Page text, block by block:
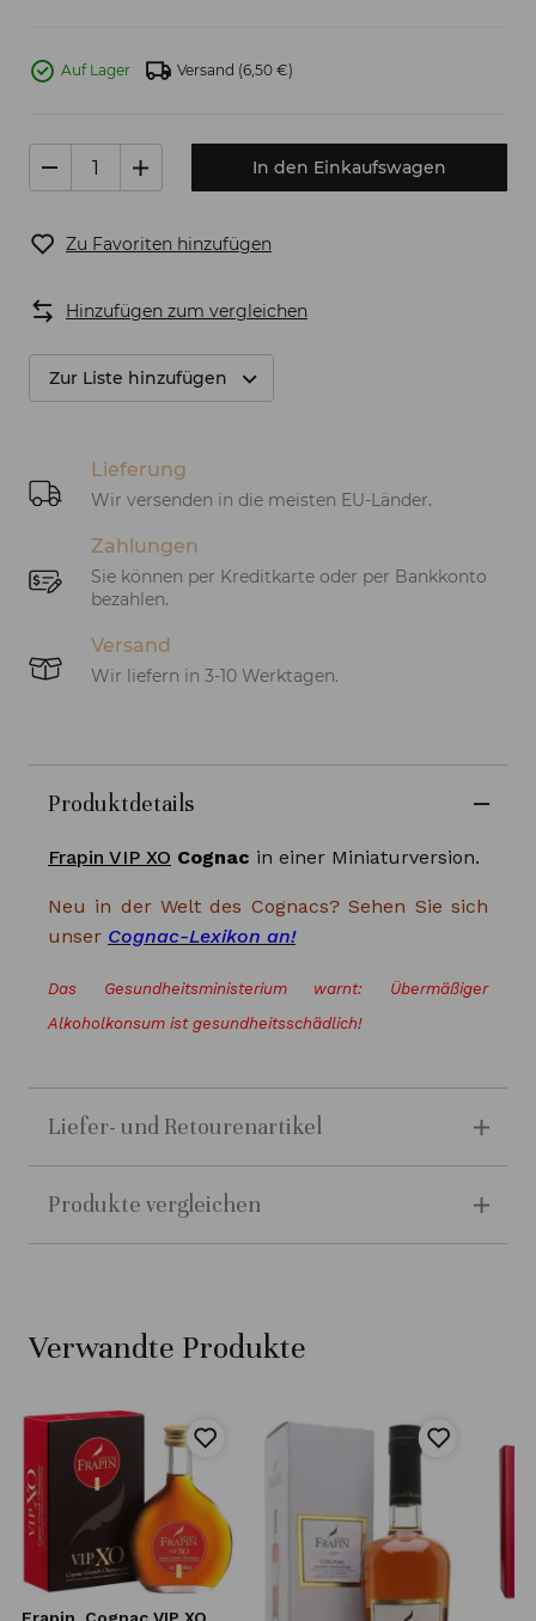
Auf Lager Versand (6,50 €)
In den Einkaufswagen
Zu Favoriten hinzufügen
Hinzufügen zum vergleichen
Zur Liste hinzufügen
Lieferung
Wir versenden in die meisten EU-Länder.
Zahlungen
Sie können per Kreditkarte oder per Bankkonto
bezahlen.
Versand
Wir liefern in 3-10 Werktagen.
Produktdetails
Frapin VIP XO Cognac in einer Miniaturversion.
Neu in der Welt des Cognacs? Sehen Sie sich
unser Cognac-Lexikon an!
Das Gesundheitsministerium warnt: Übermäßiger
Alkoholkonsum ist gesundheitsschädlich!
Liefer- und Retourenartikel
Produkte vergleichen
Verwandte Produkte